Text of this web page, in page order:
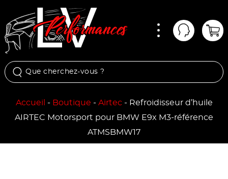
Mon
Accueil - Boutique - Airtec- Refroidisseur d’huile
AIRTEC Motorsport pour BMW E9x M3-référence
ATMSBMW17